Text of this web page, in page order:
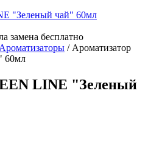
замена бесплатно
Ароматизаторы / Ароматизатор
60мл
LINE "Зеленый